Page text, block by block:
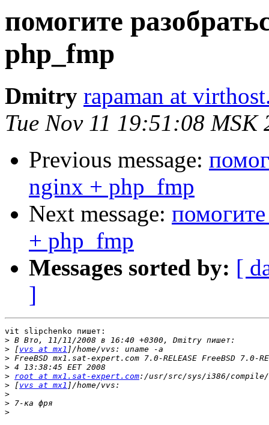
помогите
php_fmp
Dmitry rapaman at
Tue Nov 11 19:51:08 MSK
Previous message:
nginx + php_fmp
Next message: помогите
+ php_fmp
Messages sorted by: [
]
vit slipchenko пишет:
>
> [vvs at mx1
>
>
> root at mx1.sat-expert.com
> [vvs at mx1
>
>
>